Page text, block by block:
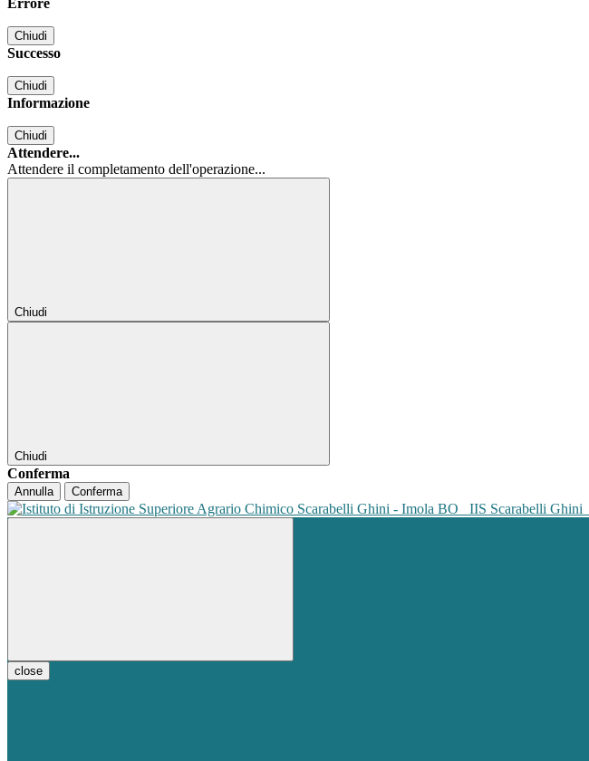
Errore
Chiudi
Successo
Chiudi
Informazione
Chiudi
Attendere...
Attendere il completamento dell'operazione...
Chiudi
Chiudi
Conferma
Annulla Conferma
IIS Scarabelli Ghini
close